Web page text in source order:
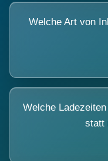
Welche Art von
Welche
statt